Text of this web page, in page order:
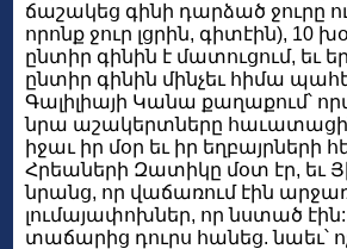
ճաշակեց գինի դարձած ջուրը
որոնք ջուր լցրին, գիտէին),
ընտիր գինին է մատուցում, եւ
ընտիր գինին մինչեւ հիմա
Գալիլիայի Կանա քաղաքում՝
նրա աշակերտները
իջաւ իր մօր եւ իր եղբայրների
Հրեաների Զատիկը մօտ էր, եւ
նրանց, որ վաճառում էին
լումայափոխներ, որ նստած
տաճարից դուրս հանեց. նաեւ՝